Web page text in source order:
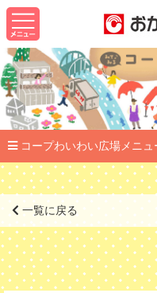
コープわいわい広場メニュ
一覧に戻る